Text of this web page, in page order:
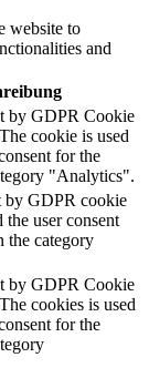
website to
and
by GDPR Cookie
cookie is used
for the
"Analytics".
by GDPR cookie
the user consent
the category
by GDPR Cookie
cookies is used
for the